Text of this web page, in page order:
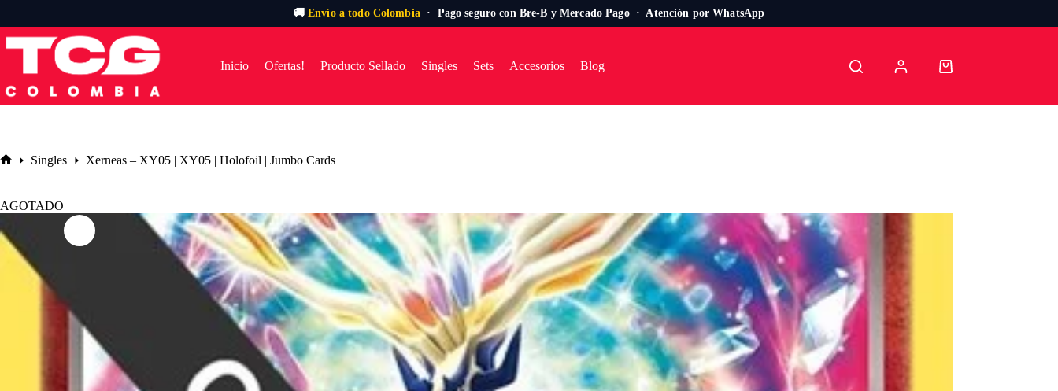
🚚 Envío a todo Colombia· Pago seguro con Bre-B y Mercado Pago · Atención por WhatsApp
al
Inicio Ofertas! Producto Sellado Singles Sets Accesorios Blog
Carro
Singles Xerneas – XY05 | XY05 | Holofoil | Jumbo Cards
AGOTADO